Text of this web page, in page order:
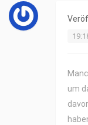
um